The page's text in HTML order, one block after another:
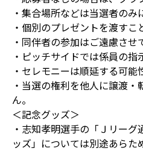
・集合場所などは当選者のみ
・個別のプレゼントを渡すこ
・同伴者の参加はご遠慮させ
・ピッチサイドでは係員の指
・セレモニーは順延する可能
・当選の権利を他人に譲渡
ん。
＜記念グッズ＞
・志知孝明選手の「Ｊリー
ッズ」については別途あらた